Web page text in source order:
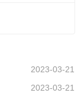
2023-03-21
2023-03-21